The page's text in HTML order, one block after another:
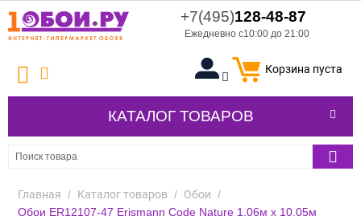
+7(495)128-48-87
Ежедневно с10:00 до 21:00
Корзина пуста
КАТАЛОГ ТОВАРОВ
Главная / Каталог товаров / Обои /
Обои ER12107-47 Erismann Code Nature 1,06м х 10,05м